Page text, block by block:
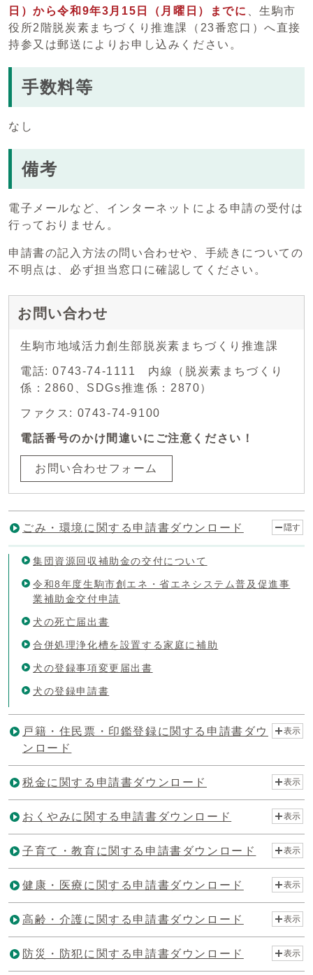
日）から令和9年3月15日（月曜日）までに
、生駒市
役所2階脱炭素まちづくり推進課（23番窓口）へ直接
持参又は郵送によりお申し込みください。
手数料等
なし
備考
電子メールなど、インターネットによる申請の受付は
行っておりません。
申請書の記入方法の問い合わせや、手続きについての
不明点は、必ず担当窓口に確認してください。
お問い合わせ
生駒市地域活力創生部脱炭素まちづくり推進課
電話: 0743-74-1111 内線（脱炭素まちづくり
係：2860、SDGs推進係：2870）
ファクス: 0743-74-9100
電話番号のかけ間違いにご注意ください！
お問い合わせフォーム
ごみ・環境に関する申請書ダウンロード 隠す
集団資源回収補助金の交付について
令和8年度生駒市創エネ・省エネシステム普及促進事
業補助金交付申請
犬の死亡届出書
合併処理浄化槽を設置する家庭に補助
犬の登録事項変更届出書
犬の登録申請書
戸籍・住民票・印鑑登録に関する申請書ダウ
ンロード
表示
税金に関する申請書ダウンロード 表示
おくやみに関する申請書ダウンロード 表示
子育て・教育に関する申請書ダウンロード 表示
健康・医療に関する申請書ダウンロード 表示
高齢・介護に関する申請書ダウンロード 表示
防災・防犯に関する申請書ダウンロード 表示